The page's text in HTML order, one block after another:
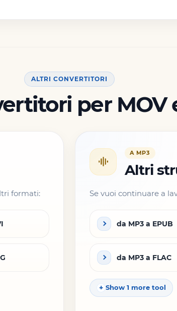
ALTRI CONVERTITORI
per MOV
formati:
A MP3
Altri
Se vuoi continuare a
da MP3 a EPUB
da MP3 a FLAC
Show 1 more tool